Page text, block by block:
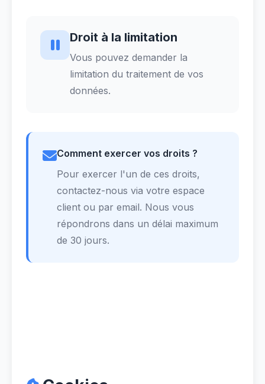
Droit à la limitation
Vous pouvez demander la
limitation du traitement de vos
données.
Comment exercer vos droits ?
Pour exercer l'un de ces droits,
contactez-nous via votre espace
client ou par email. Nous vous
répondrons dans un délai maximum
de 30 jours.